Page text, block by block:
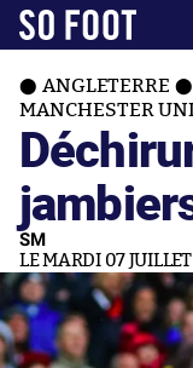
ANGLETERRE
MANCHESTER
SM
LE MARDI 07